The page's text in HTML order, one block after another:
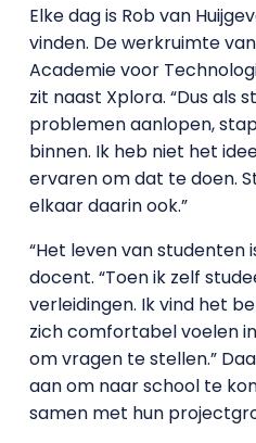
Elke dag is Rob van
vinden. De werkruimte
Academie voor
zit naast Xplora. “Dus als
problemen aanlopen,
binnen. Ik heb niet het
ervaren om dat te doen.
elkaar daarin ook.”
“Het leven van studenten
docent. “Toen ik zelf
verleidingen. Ik vind het
zich comfortabel voelen
om vragen te stellen.”
aan om naar school te
samen met hun